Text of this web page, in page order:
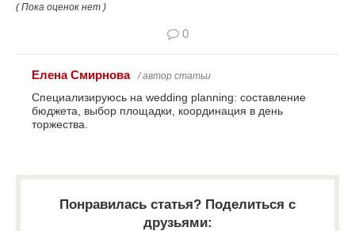
( Пока оценок нет )
0
Елена Смирнова / автор статьи
Специализируюсь на wedding planning: составление
бюджета, выбор площадки, координация в день
торжества.
Понравилась статья? Поделиться с
друзьями: